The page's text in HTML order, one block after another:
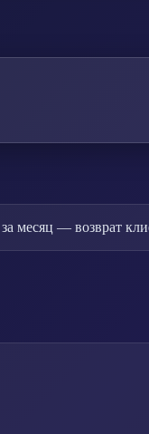
— возврат